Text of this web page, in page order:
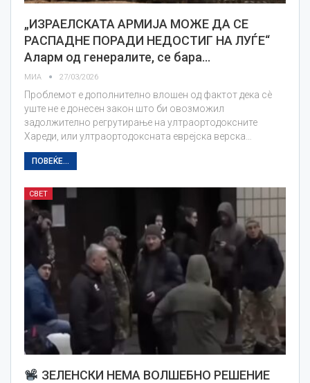
„ИЗРАЕЛСКАТА АРМИЈА МОЖЕ ДА СЕ
РАСПАДНЕ ПОРАДИ НЕДОСТИГ НА ЛУЃЕ“
Аларм од генералите, се бара…
МИА 27/03/2026
Проблемот е дополнително влошен од фактот дека сè
уште не е донесен закон што би овозможил
задолжително регрутирање на ултраортодоксните
Хареди, или ултраортодоксната еврејска верска…
ПОВЕЌЕ...
СВЕТ
ЗЕЛЕНСКИ НЕМА ВОЛШЕБНО РЕШЕНИЕ